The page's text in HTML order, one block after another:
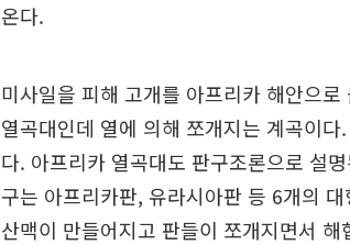
온다.
미사일을 피해 고개를 아프리카 해안으
열곡대인데 열에 의해 쪼개지는 계곡이
다. 아프리카 열곡대도 판구조론으로 설
구는 아프리카판, 유라시아판 등 6개의
산맥이 만들어지고 판들이 쪼개지면서